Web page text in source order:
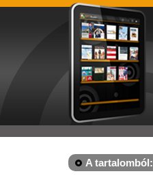
A tartalomból: